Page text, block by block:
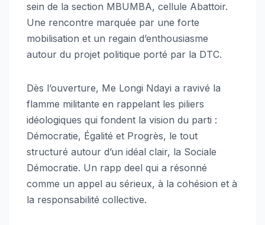
sein de la section MBUMBA, cellule Abattoir.
Une rencontre marquée par une forte
mobilisation et un regain d’enthousiasme
autour du projet politique porté par la DTC.
Dès l’ouverture, Me Longi Ndayi a ravivé la
flamme militante en rappelant les piliers
idéologiques qui fondent la vision du parti :
Démocratie, Égalité et Progrès, le tout
structuré autour d’un idéal clair, la Sociale
Démocratie. Un rapp deel qui a résonné
comme un appel au sérieux, à la cohésion et à
la responsabilité collective.